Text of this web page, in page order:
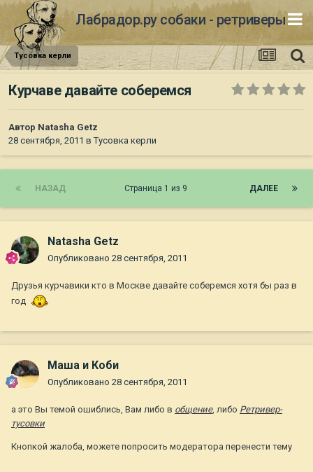
Лабрадор.ру собаки - ретриверы
Тусовка керли
Курчаве давайте соберемся
Автор Natasha Getz
28 сентября, 2011 вТусовка керли
НАЗАД ДАЛЕЕ
Страница 1 из 9
Natasha Getz
Опубликовано 28 сентября, 2011
Друзья курчавики кто в Москве давайте соберемся хотя бы раз в
год
Маша и Коби
Опубликовано 28 сентября, 2011
а это Вы темой ошиблись, Вам либо в общение, либо Ретривер-
тусовки
Кнопкой жалоба, можете попросить модератора перенести тему